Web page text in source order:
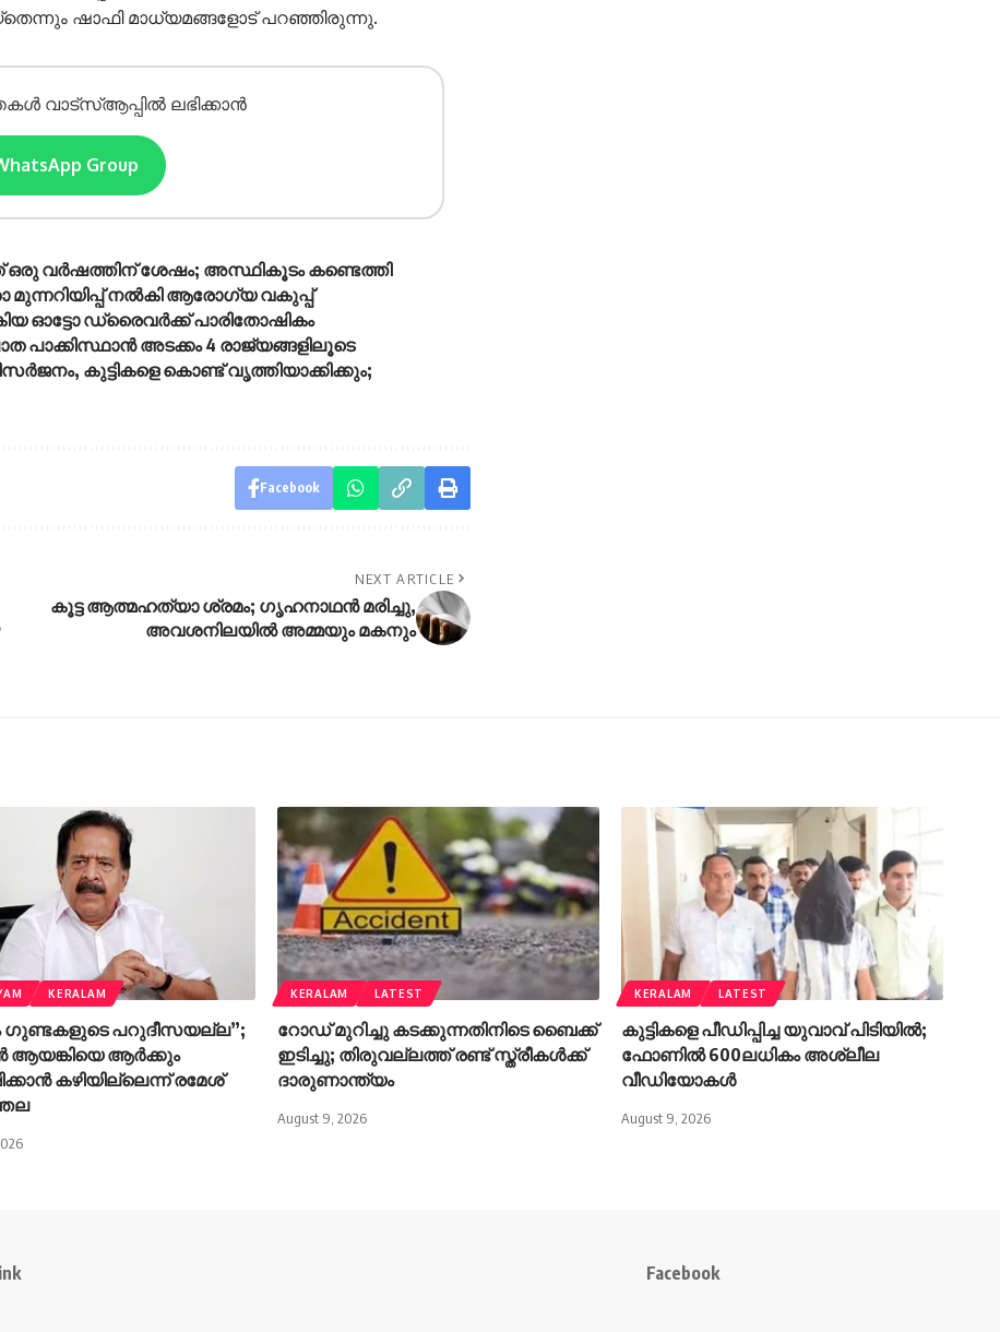
ഷാഫി മാധ്യമങ്ങളോട് പറഞ്ഞിരുന്നു.
വാട്സ്ആപ്പിൽ ലഭിക്കാൻ
Group
ഒരു വർഷത്തിന് ശേഷം; അസ്ഥികൂടം കണ്ടെത്തി
മുന്നറിയിപ്പ് നൽകി ആരോഗ്യ വകുപ്പ്
ഓട്ടോ ഡ്രൈവർക്ക് പാരിതോഷികം
പാക്കിസ്ഥാൻ അടക്കം 4 രാജ്യങ്ങളിലൂടെ
കുട്ടികളെ കൊണ്ട് വൃത്തിയാക്കിക്കും;
Facebook
NEXT ARTICLE
കൂട്ട ആത്മഹത്യാ ശ്രമം; ഗൃഹനാഥൻ മരിച്ചു,
അവശനിലയിൽ അമ്മയും മകനും
KERALAM
ഗുണ്ടകളുടെ പറുദീസയല്ല”;
ആർക്കും
കഴിയില്ലെന്ന് രമേശ്
KERALAM LATEST
റോഡ് മുറിച്ചു കടക്കുന്നതിനിടെ ബൈക്ക്
ഇടിച്ചു; തിരുവല്ലത്ത് രണ്ട് സ്ത്രീകള്‍ക്ക്
ദാരുണാന്ത്യം
August 9, 2026
KERALAM LATEST
കുട്ടികളെ പീഡിപ്പിച്ച യുവാവ് പിടിയിൽ;
ഫോണിൽ 600ലധികം അശ്ലീല
വീഡിയോകൾ
August 9, 2026
Facebook